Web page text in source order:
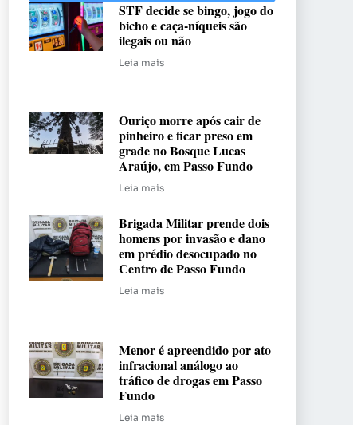
STF decide se bingo, jogo do
bicho e caça-níqueis são
ilegais ou não
Leia mais
Ouriço morre após cair de
pinheiro e ficar preso em
grade no Bosque Lucas
Araújo, em Passo Fundo
Leia mais
Brigada Militar prende dois
homens por invasão e dano
em prédio desocupado no
Centro de Passo Fundo
Leia mais
Menor é apreendido por ato
infracional análogo ao
tráfico de drogas em Passo
Fundo
Leia mais